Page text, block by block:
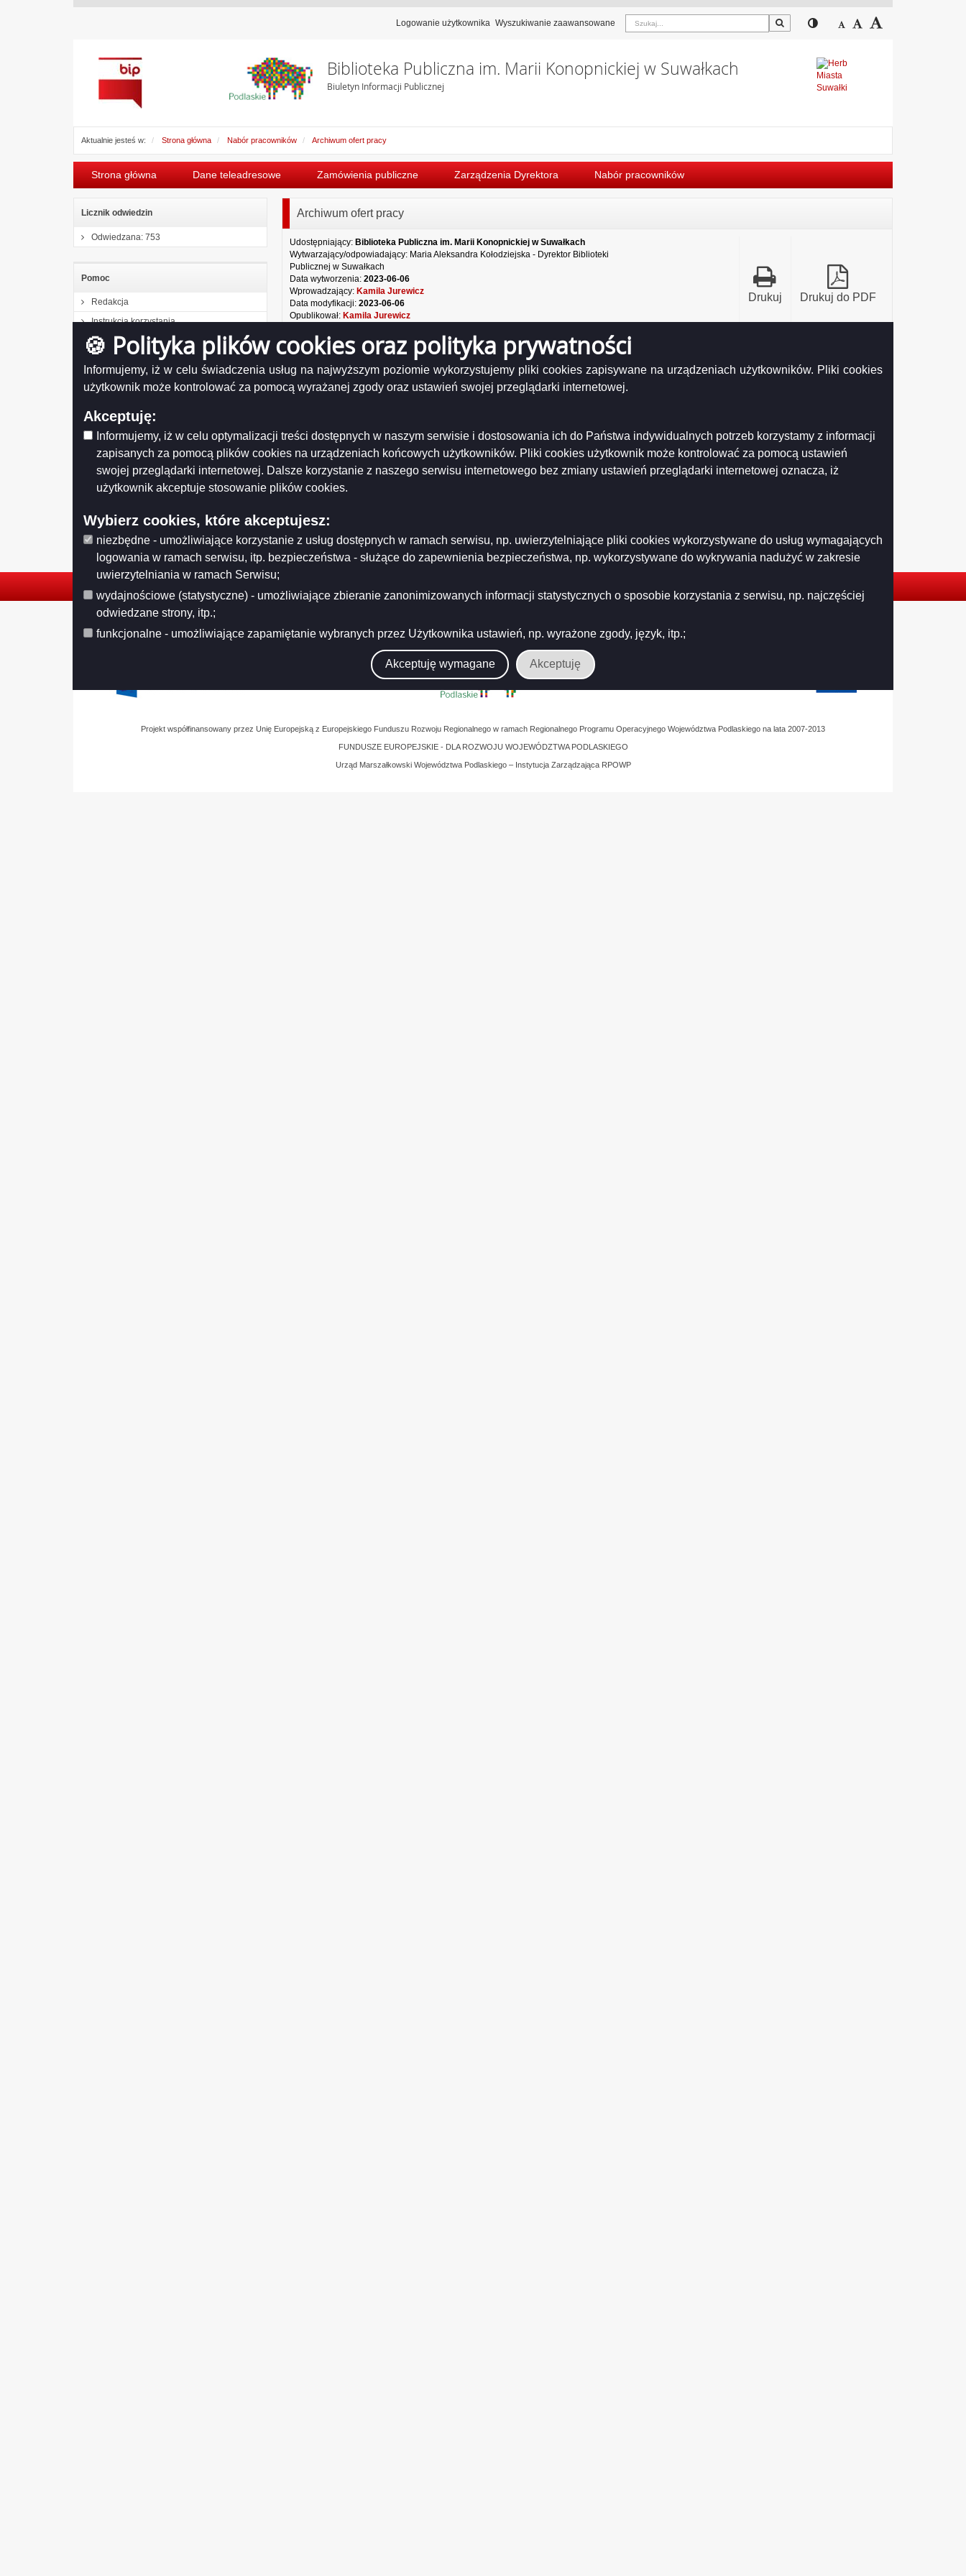
🍪 Polityka plików cookies oraz polityka prywatności
Informujemy, iż w celu świadczenia usług na najwyższym poziomie wykorzystujemy pliki cookies zapisywane na urządzeniach użytkowników. Pliki cookies
użytkownik może kontrolować za pomocą wyrażanej zgody oraz ustawień swojej przeglądarki internetowej.
Akceptuję:
Informujemy, iż w celu optymalizacji treści dostępnych w naszym serwisie i dostosowania ich do Państwa indywidualnych potrzeb korzystamy z informacji
zapisanych za pomocą plików cookies na urządzeniach końcowych użytkowników. Pliki cookies użytkownik może kontrolować za pomocą ustawień
swojej przeglądarki internetowej. Dalsze korzystanie z naszego serwisu internetowego bez zmiany ustawień przeglądarki internetowej oznacza, iż
użytkownik akceptuje stosowanie plików cookies.
Wybierz cookies, które akceptujesz:
niezbędne - umożliwiające korzystanie z usług dostępnych w ramach serwisu, np. uwierzytelniające pliki cookies wykorzystywane do usług wymagających
logowania w ramach serwisu, itp. bezpieczeństwa - służące do zapewnienia bezpieczeństwa, np. wykorzystywane do wykrywania nadużyć w zakresie
uwierzytelniania w ramach Serwisu;
wydajnościowe (statystyczne) - umożliwiające zbieranie zanonimizowanych informacji statystycznych o sposobie korzystania z serwisu, np. najczęściej
odwiedzane strony, itp.;
funkcjonalne - umożliwiające zapamiętanie wybranych przez Użytkownika ustawień, np. wyrażone zgody, język, itp.;
Akceptuję wymagane Akceptuję
Logowanie użytkownika Wyszukiwanie zaawansowane Szukaj Przełącz pomiędzy
Zmniejsz czcionkę
Domyślny rozmiar
Biblioteka Publiczna im. Marii Konopnickiej w Suwałkach
Biuletyn Informacji Publicznej
Aktualnie jesteś w: Strona główna Nabór pracowników Archiwum ofert pracy
Strona główna Dane teleadresowe Zamówienia publiczne Zarządzenia Dyrektora Nabór pracowników
Licznik odwiedzin
Odwiedzana: 753
Pomoc
Redakcja
Instrukcja korzystania
Mapa serwisu
Logowanie
XML
CSV
Archiwum ofert pracy
Udostępniający: Biblioteka Publiczna im. Marii Konopnickiej w Suwałkach
Wytwarzający/odpowiadający: Maria Aleksandra Kołodziejska - Dyrektor Biblioteki
Publicznej w Suwałkach
Data wytworzenia: 2023-06-06
Wprowadzający: Kamila Jurewicz
Data modyfikacji: 2023-06-06
Opublikował: Kamila Jurewicz
Drukuj do PDF
Drukuj
© 2026. Biblioteka Publiczna im. Marii Konopnickiej w Suwałkach. Wszystkie prawa zastrzeżone.
Projekt współfinansowany przez Unię Europejską z Europejskiego Funduszu Rozwoju Regionalnego w ramach Regionalnego Programu Operacyjnego Województwa Podlaskiego na lata 2007-2013
FUNDUSZE EUROPEJSKIE - DLA ROZWOJU WOJEWÓDZTWA PODLASKIEGO
Urząd Marszałkowski Województwa Podlaskiego – Instytucja Zarządzająca RPOWP